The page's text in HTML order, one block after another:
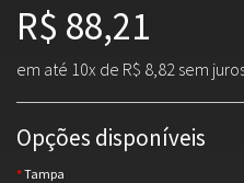
R$ 88,21
em até 10x de R$ 8,82 sem
Opções disponíveis
Tampa